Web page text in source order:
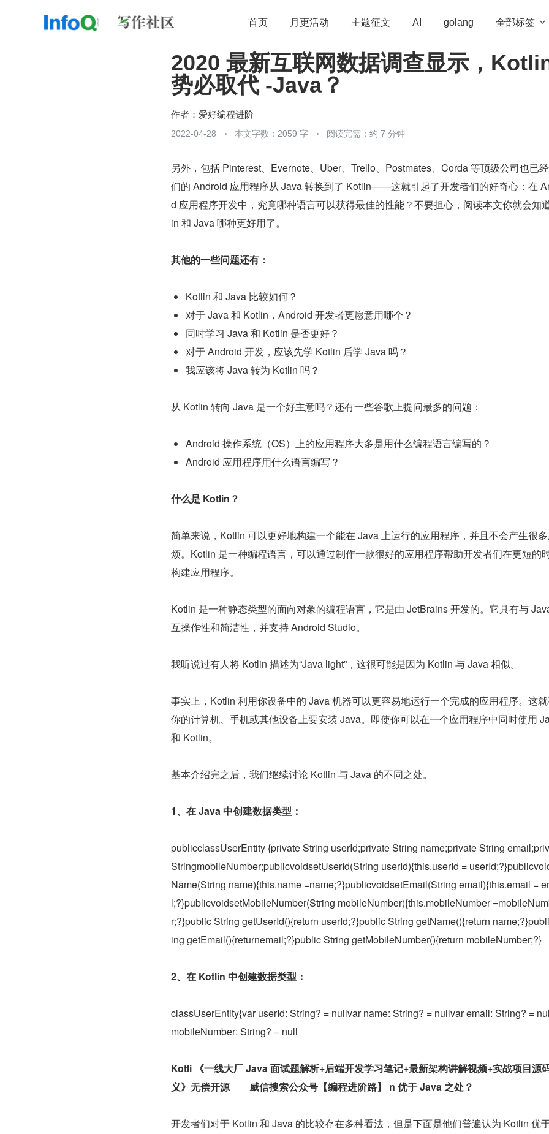
首页 月更活动 主题征文 AI golang 全部标签 
开源 架构 OpenHarmony 算法 学习方法 Web3.0 高
团队管理 程序员 运维
2020 最新互联网数据调查显示，
势必取代 -Java？
作者： 爱好编程进阶
2022-04-28 本文字数：2059 字 阅读完需：约 7 分钟
另外，包括 Pinterest、Evernote、Uber、Trello、Postmates、Corda 等顶级公司也已
们的 Android 应用程序从 Java 转换到了 Kotlin——这就引起了开发者们的好奇心：在
d 应用程序开发中，究竟哪种语言可以获得最佳的性能？不要担心，阅读本文你就会知
in 和 Java 哪种更好用了。
其他的一些问题还有：
Kotlin 和 Java 比较如何？
对于 Java 和 Kotlin，Android 开发者更愿意用哪个？
同时学习 Java 和 Kotlin 是否更好？
对于 Android 开发，应该先学 Kotlin 后学 Java 吗？
我应该将 Java 转为 Kotlin 吗？
从 Kotlin 转向 Java 是一个好主意吗？还有一些谷歌上提问最多的问题：
Android 操作系统（OS）上的应用程序大多是用什么编程语言编写的？
Android 应用程序用什么语言编写？
什么是 Kotlin？
简单来说，Kotlin 可以更好地构建一个能在 Java 上运行的应用程序，并且不会产生很
烦。Kotlin 是一种编程语言，可以通过制作一款很好的应用程序帮助开发者们在更短的
构建应用程序。
Kotlin 是一种静态类型的面向对象的编程语言，它是由 JetBrains 开发的。它具有与
互操作性和简洁性，并支持 Android Studio。
我听说过有人将 Kotlin 描述为“Java light”，这很可能是因为 Kotlin 与 Java 相似。
事实上，Kotlin 利用你设备中的 Java 机器可以更容易地运行一个完成的应用程序。这
你的计算机、手机或其他设备上要安装 Java。即使你可以在一个应用程序中同时使用
和 Kotlin。
基本介绍完之后，我们继续讨论 Kotlin 与 Java 的不同之处。
1、在 Java 中创建数据类型：
publicclassUserEntity {private String userId;private String name;private String
StringmobileNumber;publicvoidsetUserId(String userId){this.userId =
Name(String name){this.name =name;?}publicvoidsetEmail(String email){this.email =
l;?}publicvoidsetMobileNumber(String mobileNumber){this.mobileNumber
r;?}public String getUserId(){return userId;?}public String getName(){return
ing getEmail(){returnemail;?}public String getMobileNumber(){return mobileNumber;?}
2、在 Kotlin 中创建数据类型：
classUserEntity{var userId: String? = nullvar name: String? = nullvar email: String? =
mobileNumber: String? = null
Kotli 《一线大厂 Java 面试题解析+后端开发学习笔记+最新架构讲解视频+实战项目源
义》无偿开源	威信搜索公众号【编程进阶路】
n 优于 Java 之处？
开发者们对于 Kotlin 和 Java 的比较存在多种看法，但是下面是他们普遍认为 Kotlin 优